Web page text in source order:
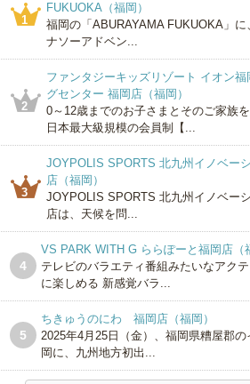
1
FUKUOKA（福岡）
福岡の「ABURAYAMA FUKUOKA」に
ナソーアドベン...
2
ファンタジーキッズリゾート イオン福
グセンター 福岡店（福岡）
0～12歳までのお子さまとそのご家族を
日本最大級規模の会員制【...
3
JOYPOLIS SPORTS 北九州イノベー
店（福岡）
JOYPOLIS SPORTS 北九州イノベー
店は、天候を問...
4
VS PARK WITH G ららぽーと福岡店（
テレビのバラエティ番組みたいなアク
に楽しめる 新感覚バラ...
5
ちきゅうのにわ 福岡店（福岡）
2025年4月25日（金）、福岡県糟屋郡
岡に、九州地方初出...